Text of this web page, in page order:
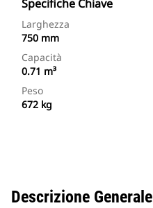
Specifiche Chiave
Larghezza
750 mm
Capacità
0.71 m³
Peso
672 kg
Descrizione Generale